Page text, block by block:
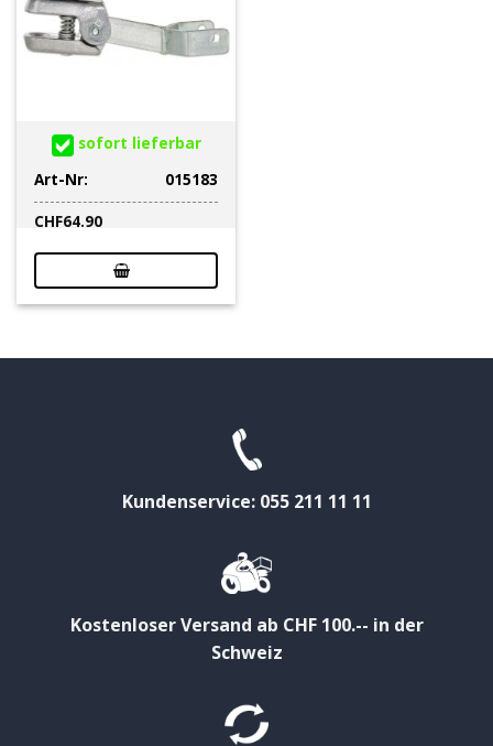
sofort lieferbar
Art-Nr:
015183
CHF64.90
Kundenservice: 055 211 11 11
Kostenloser Versand ab CHF 100.-- in der
Schweiz